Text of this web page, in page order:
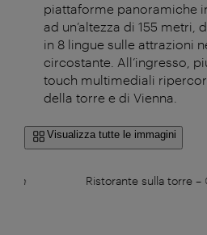
piattaforme panoramiche
ad un’altezza di 155 metri,
in 8 lingue sulle attrazioni
circostante. All’ingresso,
touch multimediali
della torre e di Vienna.
Visualizza tutte le immagini
Ristorante sulla torre –